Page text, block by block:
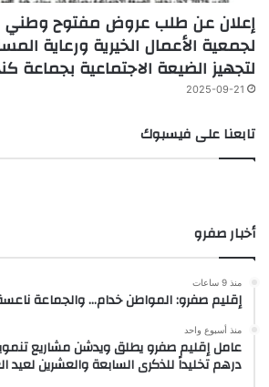
لجمعية الأعمال الخيرية ورعاية
لتجهيز الضيعة الاجتماعية بجماعة
2025-09-21
تابعنا على فيسبوك
أخبار صفرو
منذ 9 ساعات
إقليم صفرو: المواطن خدام… والجماعة
منذ أسبوع واحد
درهم تخليداً للذكرى السابعة والعشرين لعيد